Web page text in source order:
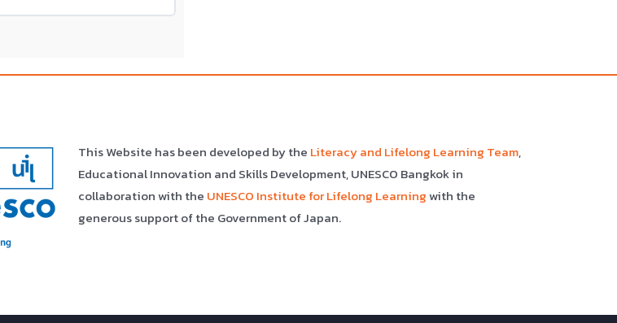
This Website has been developed by the Literacy and Lifelong Learning Team,
Educational Innovation and Skills Development, UNESCO Bangkok in
collaboration with the UNESCO Institute for Lifelong Learningwith the
generous support of the Government of Japan.